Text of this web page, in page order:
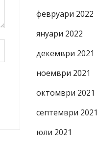
февруари 2022
януари 2022
декември 2021
ноември 2021
октомври 2021
септември 2021
юли 2021